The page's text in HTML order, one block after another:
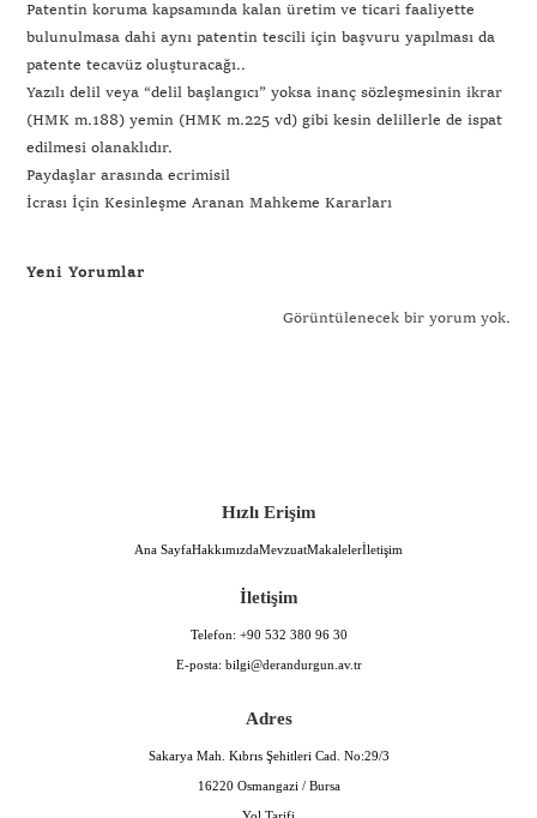
Patentin koruma kapsamında kalan üretim ve ticari faaliyette
bulunulmasa dahi aynı patentin tescili için başvuru yapılması da
patente tecavüz oluşturacağı..
Yazılı delil veya “delil başlangıcı” yoksa inanç sözleşmesinin ikrar
(HMK m.188) yemin (HMK m.225 vd) gibi kesin delillerle de ispat
edilmesi olanaklıdır.
Paydaşlar arasında ecrimisil
İcrası İçin Kesinleşme Aranan Mahkeme Kararları
Yeni Yorumlar
Görüntülenecek bir yorum yok.
Hızlı Erişim
Ana SayfaHakkımızdaMevzuatMakalelerİletişim
İletişim
Telefon: +90 532 380 96 30
E-posta: bilgi@derandurgun.av.tr
Adres
Sakarya Mah. Kıbrıs Şehitleri Cad. No:29/3
16220 Osmangazi / Bursa